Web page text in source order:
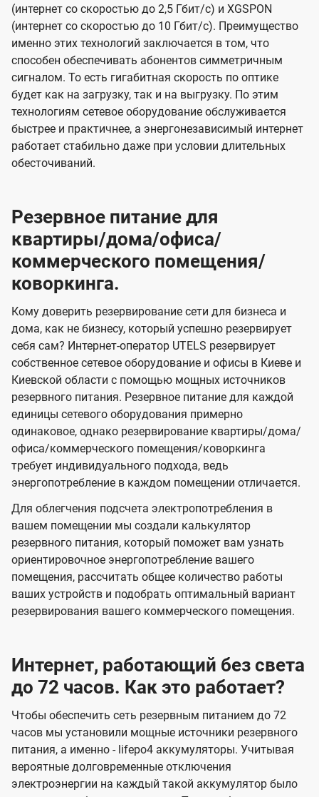
(интернет со скоростью до 2,5 Гбит/с) и XGSPON
(интернет со скоростью до 10 Гбит/с). Преимущество
именно этих технологий заключается в том, что
способен обеспечивать абонентов симметричным
сигналом. То есть гигабитная скорость по оптике
будет как на загрузку, так и на выгрузку. По этим
технологиям сетевое оборудование обслуживается
быстрее и практичнее, а энергонезависимый интернет
работает стабильно даже при условии длительных
обесточиваний.
Резервное питание для
квартиры/дома/офиса/
коммерческого помещения/
коворкинга.
Кому доверить резервирование сети для бизнеса и
дома, как не бизнесу, который успешно резервирует
себя сам? Интернет-оператор UTELS резервирует
собственное сетевое оборудование и офисы в Киеве и
Киевской области с помощью мощных источников
резервного питания. Резервное питание для каждой
единицы сетевого оборудования примерно
одинаковое, однако резервирование квартиры/дома/
офиса/коммерческого помещения/коворкинга
требует индивидуального подхода, ведь
энергопотребление в каждом помещении отличается.
Для облегчения подсчета электропотребления в
вашем помещении мы создали калькулятор
резервного питания, который поможет вам узнать
ориентировочное энергопотребление вашего
помещения, рассчитать общее количество работы
ваших устройств и подобрать оптимальный вариант
резервирования вашего коммерческого помещения.
Интернет, работающий без света
до 72 часов. Как это работает?
Чтобы обеспечить сеть резервным питанием до 72
часов мы установили мощные источники резервного
питания, а именно - lifepo4 аккумуляторы. Учитывая
вероятные долговременные отключения
электроэнергии на каждый такой аккумулятор было